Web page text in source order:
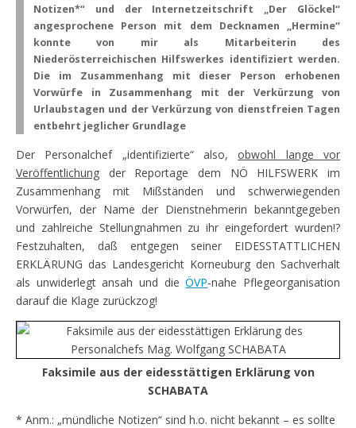
Notizen*“ und der Internetzeitschrift „Der Glöckel“
angesprochene Person mit dem Decknamen „Hermine“
konnte von mir als Mitarbeiterin des
Niederösterreichischen Hilfswerkes identifiziert werden.
Die im Zusammenhang mit dieser Person erhobenen
Vorwürfe in Zusammenhang mit der Verkürzung von
Urlaubstagen und der Verkürzung von dienstfreien Tagen
entbehrt jeglicher Grundlage
Der Personalchef „identifizierte“ also,obwohl lange vor
Veröffentlichung der Reportage dem NÖ HILFSWERK im
Zusammenhang mit Mißständen und schwerwiegenden
Vorwürfen, der Name der Dienstnehmerin bekanntgegeben
und zahlreiche Stellungnahmen zu ihr eingefordert wurden!?
Festzuhalten, daß entgegen seiner EIDESSTATTLICHEN
ERKLÄRUNG das Landesgericht Korneuburg den Sachverhalt
als unwiderlegt ansah und dieÖVP-nahe Pflegeorganisation
darauf die Klage zurückzog!
Faksimile aus der eidesstättigen Erklärung von
SCHABATA
* Anm.: „mündliche Notizen“ sind h.o. nicht bekannt – es sollte